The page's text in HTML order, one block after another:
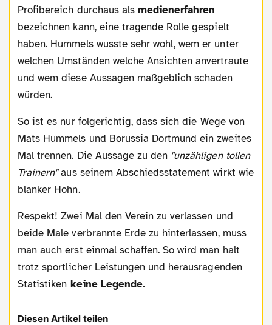
Profibereich durchaus als medienerfahren
bezeichnen kann, eine tragende Rolle gespielt
haben. Hummels wusste sehr wohl, wem er unter
welchen Umständen welche Ansichten anvertraute
und wem diese Aussagen maßgeblich schaden
würden.
So ist es nur folgerichtig, dass sich die Wege von
Mats Hummels und Borussia Dortmund ein zweites
Mal trennen. Die Aussage zu den "unzähligen tollen
Trainern"aus seinem Abschiedsstatement wirkt wie
blanker Hohn.
Respekt! Zwei Mal den Verein zu verlassen und
beide Male verbrannte Erde zu hinterlassen, muss
man auch erst einmal schaffen. So wird man halt
trotz sportlicher Leistungen und herausragenden
Statistiken keine Legende.
Diesen Artikel teilen